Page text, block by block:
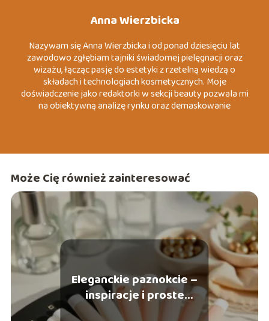
Anna Wierzbicka
Nazywam się Anna Wierzbicka i od ponad dziesięciu lat
zawodowo zgłębiam tajniki świadomej pielęgnacji oraz
wizażu, łącząc pasję do estetyki z rzetelną wiedzą o
składach i technologiach kosmetycznych. Moje
doświadczenie jako redaktorki w sekcji beauty pozwala mi
na obiektywną analizę rynku oraz demaskowanie
(slow fashion) oraz psychologią koloru wizerunku. Moim
wskazówek, które pomagają czytelnikom budować
pewność siebie poprzez autentyczny i przemyślany styl.
Może Cię również zainteresować
Eleganckie paznokcie –
inspiracje i proste
zdobienia